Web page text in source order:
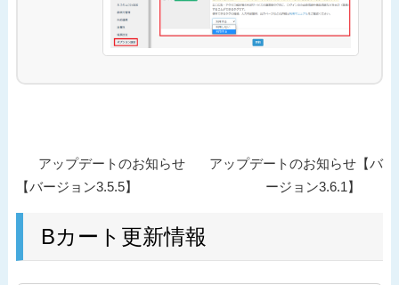
ナ
過
去
投
アップデートのお知らせ
【バージョン3.5.5】
次
アップデートのお知らせ【バ
ージョン3.6.1】
Bカート更新情報